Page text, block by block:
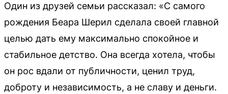
Один из друзей семьи рассказал: «С самого
рождения Беара Шерил сделала своей главной
целью дать ему максимально спокойное и
стабильное детство. Она всегда хотела, чтобы
он рос вдали от публичности, ценил труд,
доброту и независимость, а не славу и деньги.